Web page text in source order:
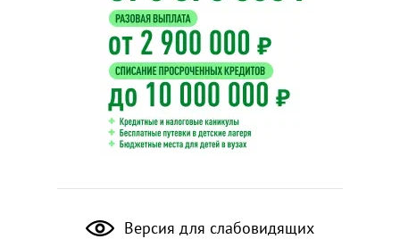
Версия для слабовидящих